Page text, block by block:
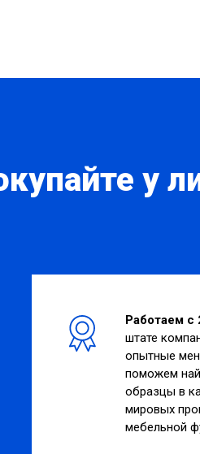
у
Работаем с
штате
опытные
поможем
образцы в
мировых
мебельной